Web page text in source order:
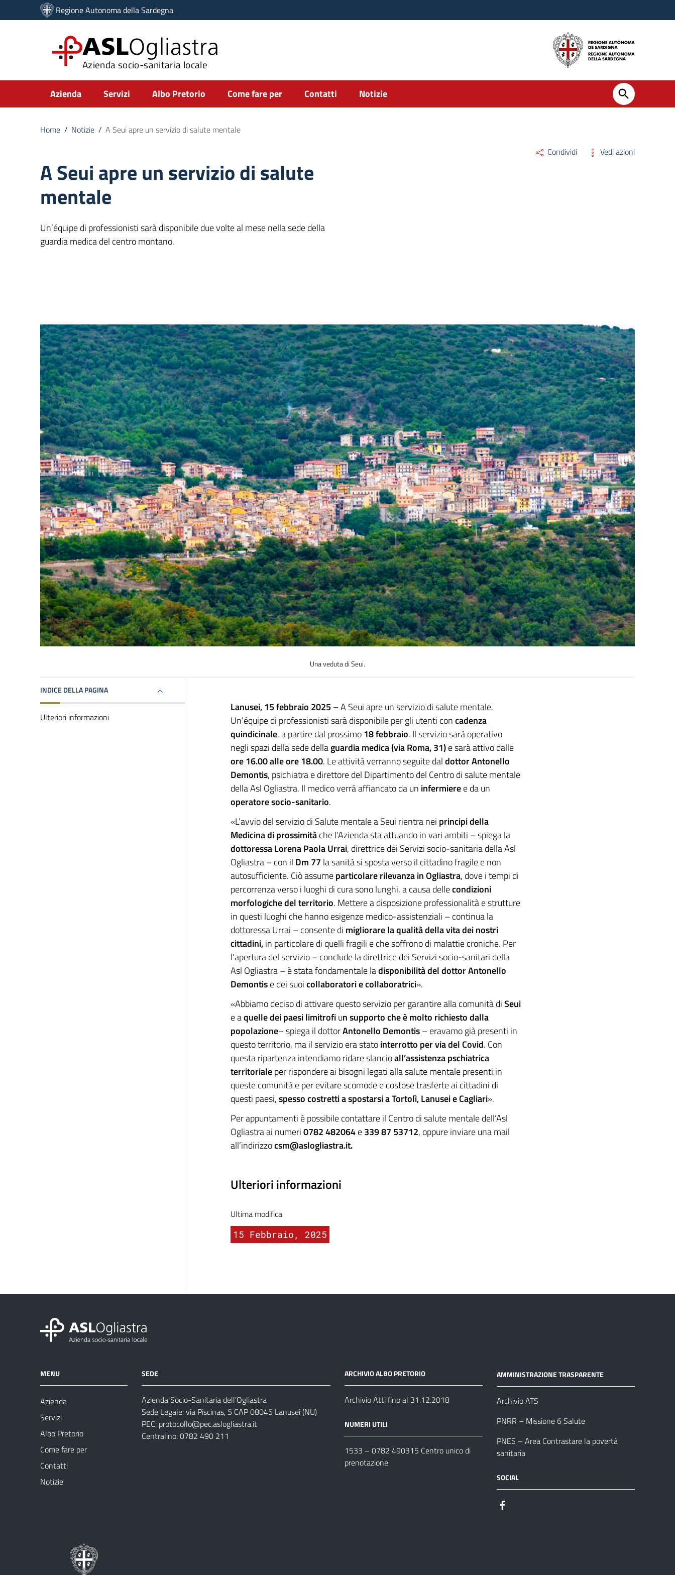
Vai ai contenuti
Vai al menu di navigazione
Regione Autonoma della Sardegna
ASLOgliastra
Azienda socio-sanitaria locale
Submenu
Azienda Servizi Albo Pretorio Come fare per Contatti Notizie
Home / Notizie / A Seui apre un servizio di salute mentale
A Seui apre un servizio di salute
mentale
Un’équipe di professionisti sarà disponibile due volte al mese nella sede della
guardia medica del centro montano.
Condividi Vedi azioni
Una veduta di Seui.
INDICE DELLA PAGINA
Ulteriori informazioni
Lanusei, 15 febbraio 2025 –A Seui apre un servizio di salute mentale.
Un’équipe di professionisti sarà disponibile per gli utenti concadenza
quindicinale, a partire dal prossimo18 febbraio. Il servizio sarà operativo
negli spazi della sede dellaguardia medica (via Roma, 31)e sarà attivo dalle
ore 16.00 alle ore 18.00. Le attività verranno seguite daldottor Antonello
Demontis, psichiatra e direttore del Dipartimento del Centro di salute mentale
della Asl Ogliastra. Il medico verrà affiancato da un infermieree da un
operatore socio-sanitario.
«L’avvio del servizio di Salute mentale a Seui rientra nei principi della
Medicina di prossimitàche l’Azienda sta attuando in vari ambiti – spiega la
dottoressaLorena Paola Urrai, direttrice dei Servizi socio-sanitaria della Asl
Ogliastra – con il Dm 77 la sanità si sposta verso il cittadino fragile e non
autosufficiente. Ciò assumeparticolare rilevanza in Ogliastra, dove i tempi di
percorrenza verso i luoghi di cura sono lunghi, a causa dellecondizioni
morfologiche del territorio. Mettere a disposizione professionalità e strutture
in questi luoghi che hanno esigenze medico-assistenziali – continua la
dottoressa Urrai – consente di migliorare la qualità della vita dei nostri
cittadini,in particolare di quelli fragili e che soffrono di malattie croniche. Per
l’apertura del servizio – conclude la direttrice dei Servizi socio-sanitari della
Asl Ogliastra – è stata fondamentale ladisponibilità del dottor Antonello
Demontise dei suoicollaboratori e collaboratrici».
«Abbiamo deciso di attivare questo servizio per garantire alla comunità diSeui
e aquelle dei paesi limitrofiun supporto che è molto richiesto dalla
popolazione– spiega il dottorAntonello Demontis– eravamo già presenti in
questo territorio, ma il servizio era statointerrotto per via del Covid. Con
questa ripartenza intendiamo ridare slancioall’assistenza pschiatrica
territorialeper rispondere ai bisogni legati alla salute mentale presenti in
queste comunità e per evitare scomode e costose trasferte ai cittadini di
questi paesi,spesso costretti a spostarsi a Tortolì, Lanusei e Cagliari».
Per appuntamenti è possibile contattare il Centro di salute mentale dell’Asl
Ogliastra ai numeri0782 482064e339 87 53712, oppure inviare una mail
all’indirizzocsm@aslogliastra.it.
Ulteriori informazioni
Ultima modifica
15 Febbraio, 2025
MENU
Azienda
Servizi
Albo Pretorio
Come fare per
Contatti
Notizie
SEDE
Azienda Socio-Sanitaria dell’Ogliastra
Sede Legale: via Piscinas, 5 CAP 08045 Lanusei (NU)
PEC: protocollo@pec.aslogliastra.it
Centralino: 0782 490 211
ARCHIVIO ALBO PRETORIO
Archivio Atti fino al 31.12.2018
NUMERI UTILI
1533 – 0782 490315 Centro unico di
prenotazione
AMMINISTRAZIONE TRASPARENTE
Archivio ATS
PNRR – Missione 6 Salute
PNES – Area Contrastare la povertà
sanitaria
SOCIAL